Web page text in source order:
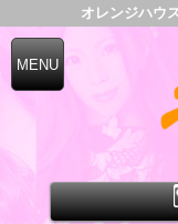
オレンジハウ